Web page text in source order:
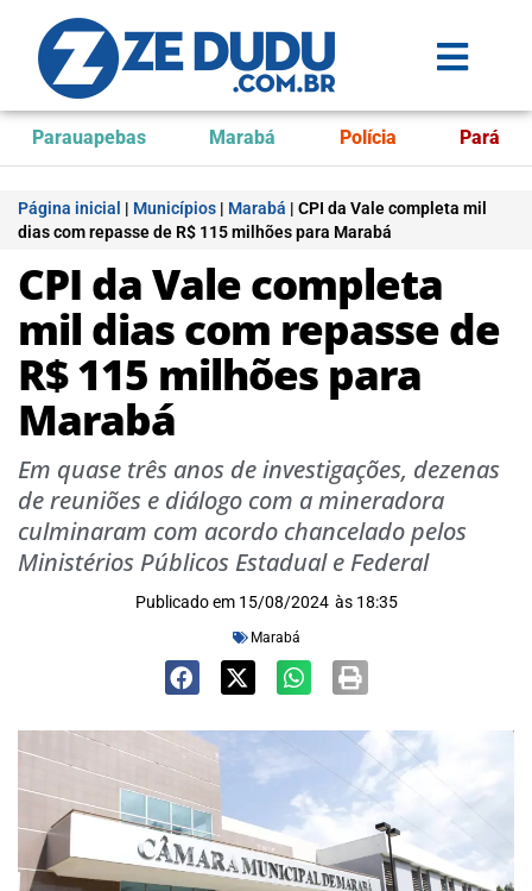
Parauapebas Marabá Polícia Pará
Página inicial | Municípios | Marabá | CPI da Vale completa mil
dias com repasse de R$ 115 milhões para Marabá
CPI da Vale completa
mil dias com repasse de
R$ 115 milhões para
Marabá
Em quase três anos de investigações, dezenas
de reuniões e diálogo com a mineradora
culminaram com acordo chancelado pelos
Ministérios Públicos Estadual e Federal
Publicado em 15/08/2024 às 18:35
Marabá